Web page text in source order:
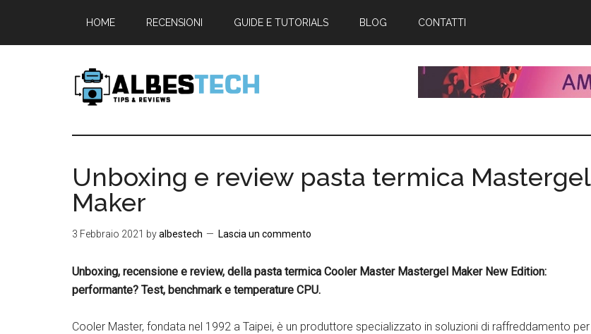
contenuto
barra
piè
HOME RECENSIONI GUIDE E TUTORIALS BLOG CONTATTI
Albestech
Tutorials,
&
Reviews
Unboxing e review pasta termica Mastergel
Maker
3 Febbraio 2021 byalbestech Lascia un commento
Unboxing, recensione e review, della pasta termica Cooler Master Mastergel Maker New Edition:
performante? Test, benchmark e temperature CPU.
Cooler Master, fondata nel 1992 a Taipei, è un produttore specializzato in soluzioni di raffreddamento per